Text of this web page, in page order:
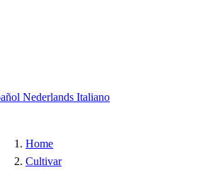
Nederlands Italiano
Home
Cultivar